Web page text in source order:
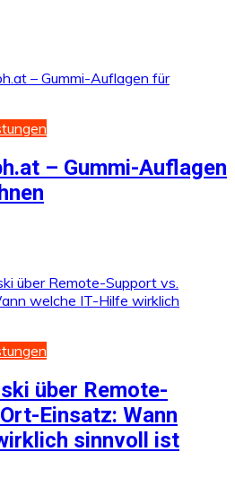
– Gummi-Auflagen
über Remote-
Einsatz: Wann
sinnvoll ist